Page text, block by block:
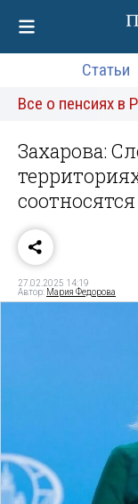
Статьи
Все о пенсиях в
Захарова:
соотносятся
27.02.2025 14:19
Автор: Мария Федорова